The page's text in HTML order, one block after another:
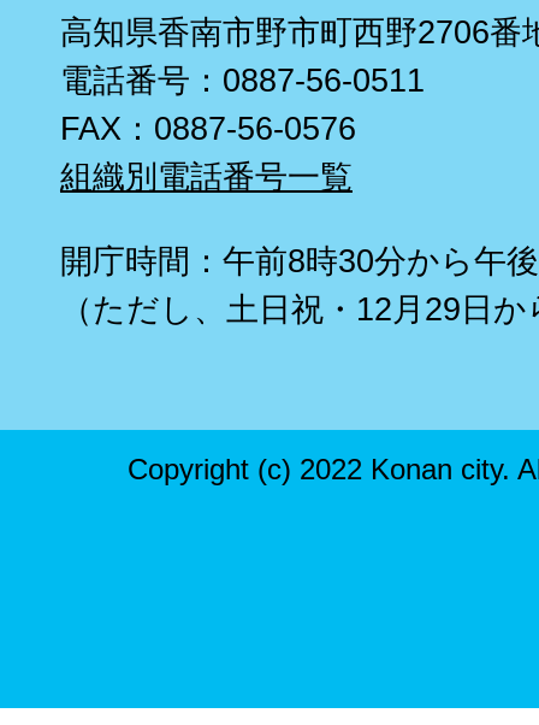
高知県香南市野市町西野2706番
電話番号：0887-56-0511
FAX：0887-56-0576
組織別電話番号一覧
開庁時間：午前8時30分から午
（ただし、土日祝・12月29日
Copyright (c) 2022 Konan city.